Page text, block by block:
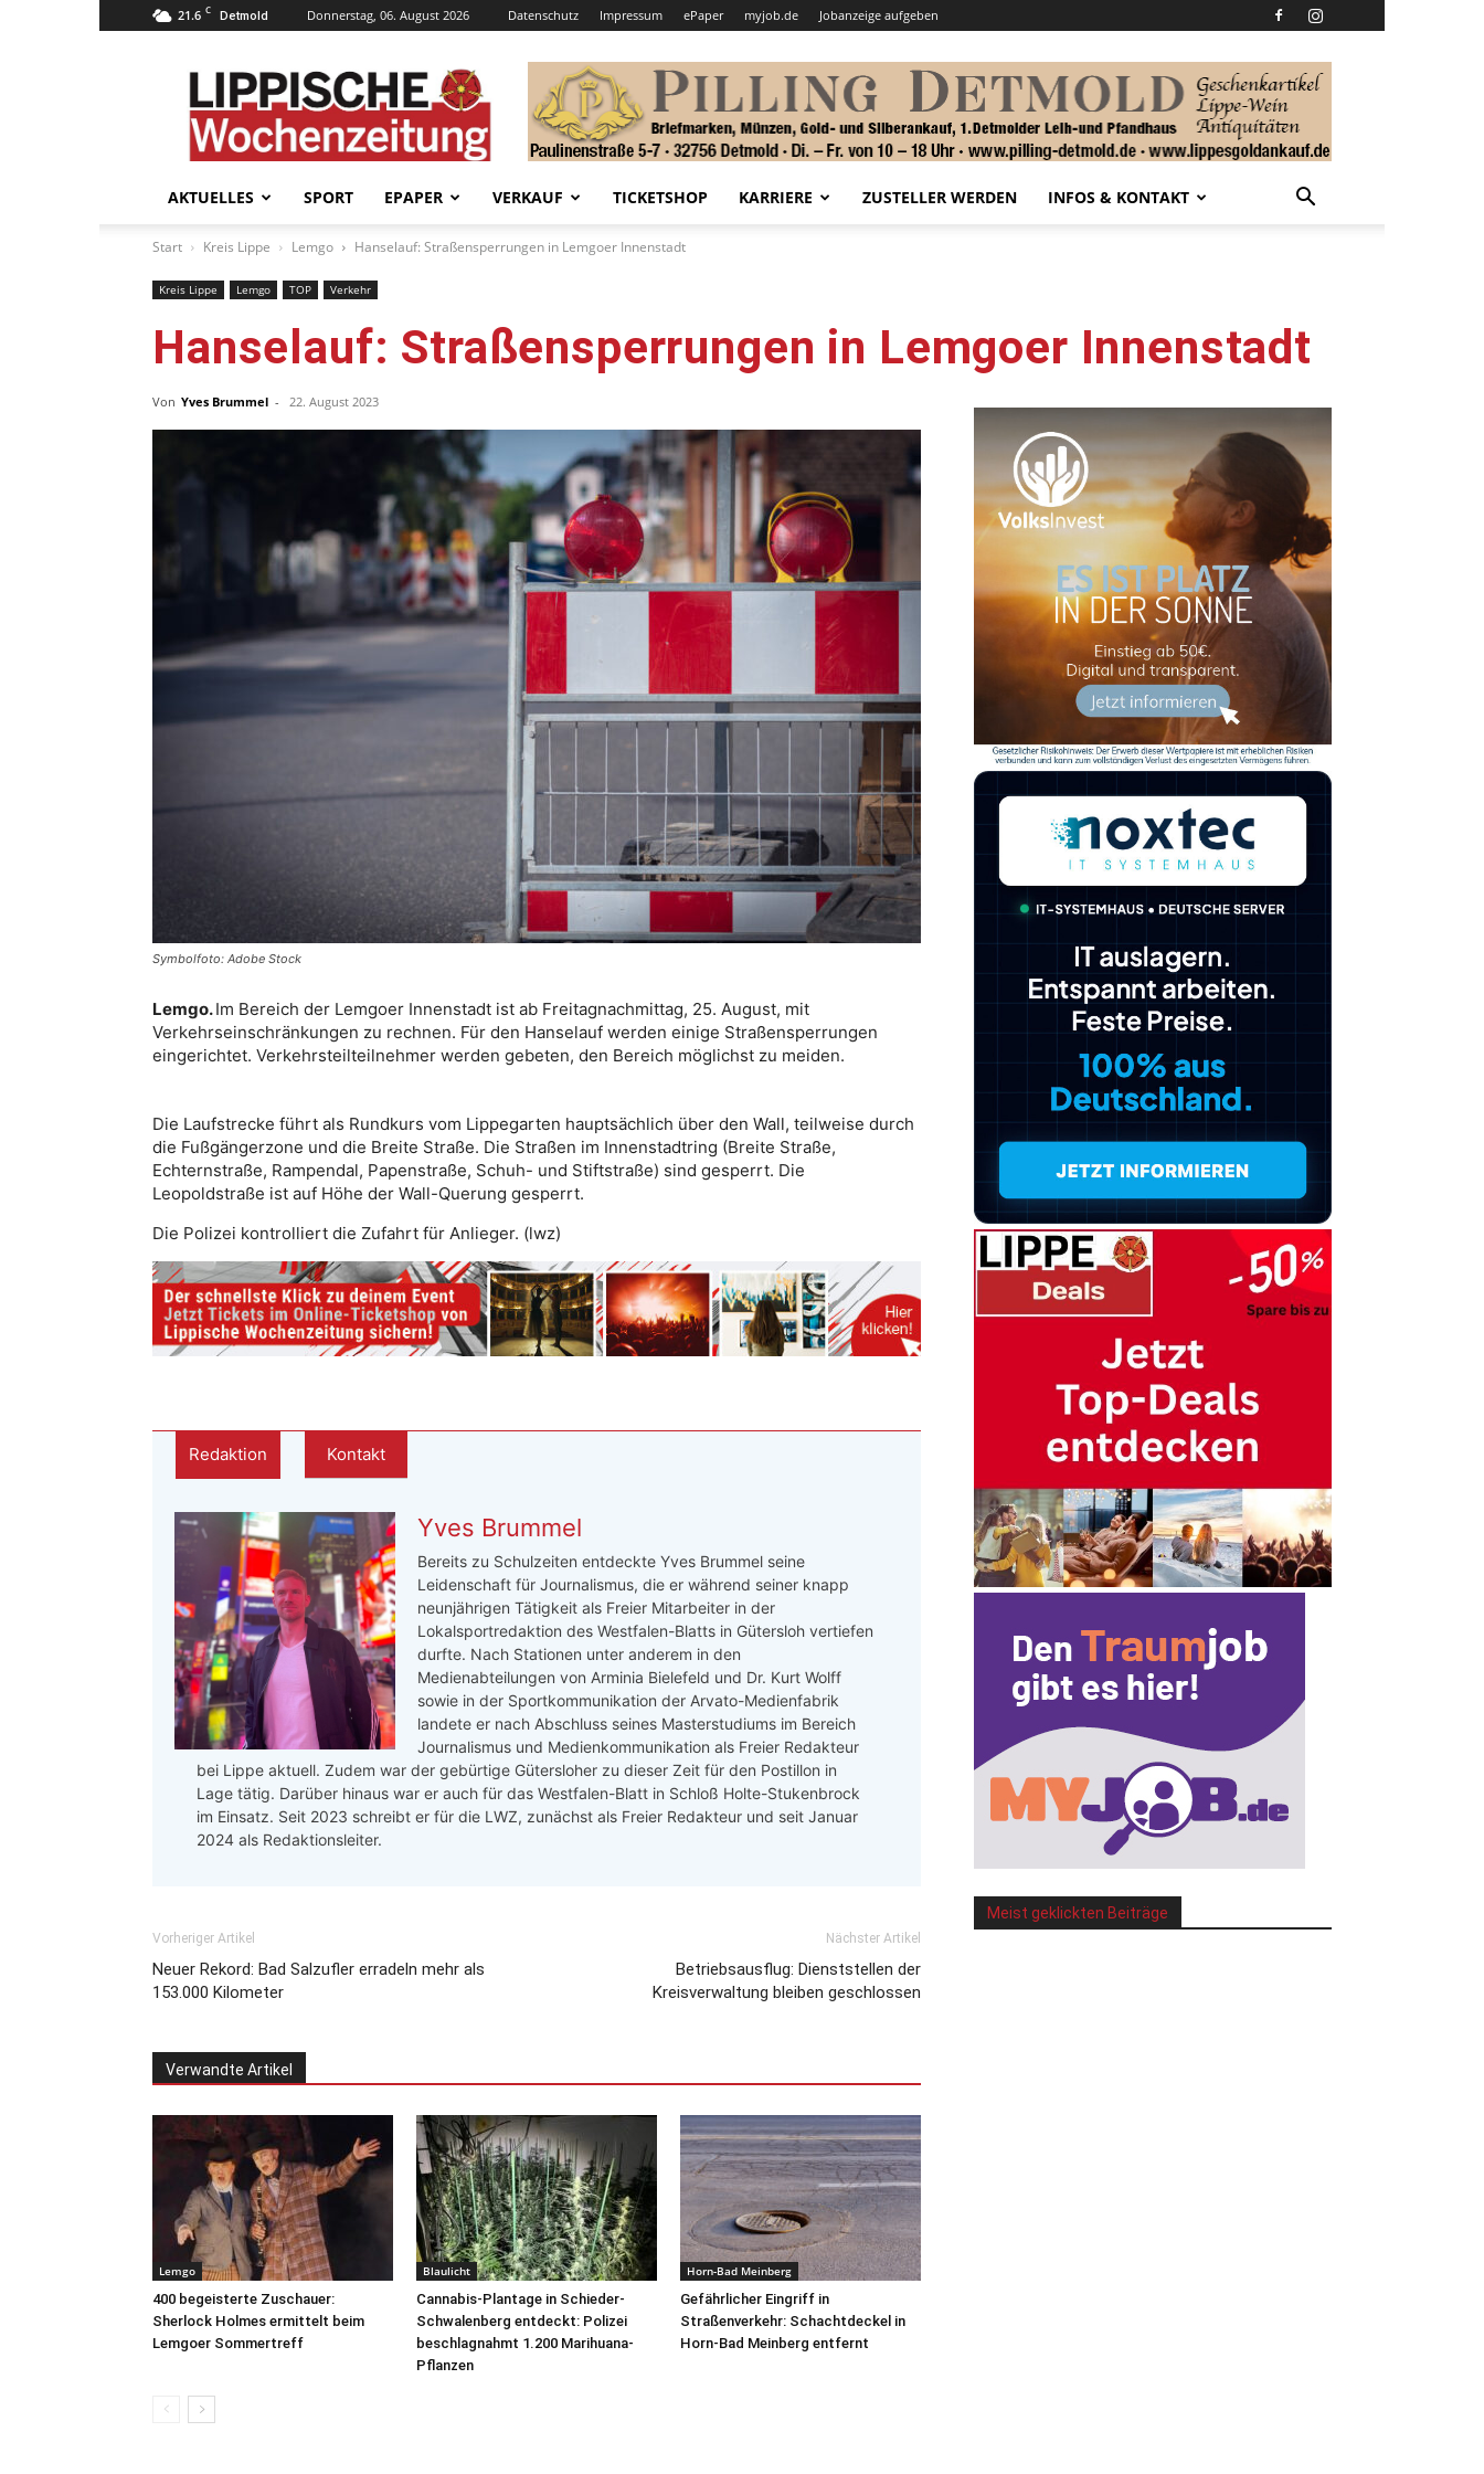
21.6 C Detmold Donnerstag, 06. August 2026 Datenschutz Impressum ePaper myjob.de Jobanzeige aufgeben
Lippische
Wochenzeitung
–
LWZ24.de
AKTUELLES SPORT EPAPER VERKAUF TICKETSHOP KARRIERE ZUSTELLER WERDEN INFOS & KONTAKT
Start Kreis Lippe Lemgo Hanselauf: Straßensperrungen in Lemgoer Innenstadt
Kreis Lippe Lemgo TOP Verkehr
Hanselauf: Straßensperrungen in Lemgoer Innenstadt
Von Yves Brummel - 22. August 2023
Symbolfoto: Adobe Stock
Lemgo.Im Bereich der Lemgoer Innenstadt ist ab Freitagnachmittag, 25. August, mit
Verkehrseinschränkungen zu rechnen. Für den Hanselauf werden einige Straßensperrungen
eingerichtet. Verkehrsteilteilnehmer werden gebeten, den Bereich möglichst zu meiden.
Die Laufstrecke führt als Rundkurs vom Lippegarten hauptsächlich über den Wall, teilweise durch
die Fußgängerzone und die Breite Straße. Die Straßen im Innenstadtring (Breite Straße,
Echternstraße, Rampendal, Papenstraße, Schuh- und Stiftstraße) sind gesperrt. Die
Leopoldstraße ist auf Höhe der Wall-Querung gesperrt.
Die Polizei kontrolliert die Zufahrt für Anlieger. (lwz)
Redaktion Kontakt
Yves Brummel
Bereits zu Schulzeiten entdeckte Yves Brummel seine
Leidenschaft für Journalismus, die er während seiner knapp
neunjährigen Tätigkeit als Freier Mitarbeiter in der
Lokalsportredaktion des Westfalen-Blatts in Gütersloh vertiefen
durfte. Nach Stationen unter anderem in den
Medienabteilungen von Arminia Bielefeld und Dr. Kurt Wolff
sowie in der Sportkommunikation der Arvato-Medienfabrik
landete er nach Abschluss seines Masterstudiums im Bereich
Journalismus und Medienkommunikation als Freier Redakteur
bei Lippe aktuell. Zudem war der gebürtige Gütersloher zu dieser Zeit für den Postillon in
Lage tätig. Darüber hinaus war er auch für das Westfalen-Blatt in Schloß Holte-Stukenbrock
im Einsatz. Seit 2023 schreibt er für die LWZ, zunächst als Freier Redakteur und seit Januar
2024 als Redaktionsleiter.
Vorheriger Artikel
Neuer Rekord: Bad Salzufler erradeln mehr als
153.000 Kilometer
Nächster Artikel
Betriebsausflug: Dienststellen der
Kreisverwaltung bleiben geschlossen
Verwandte Artikel
Lemgo
400 begeisterte Zuschauer:
Sherlock Holmes ermittelt beim
Lemgoer Sommertreff
Blaulicht
Cannabis-Plantage in Schieder-
Schwalenberg entdeckt: Polizei
beschlagnahmt 1.200 Marihuana-
Pflanzen
Horn-Bad Meinberg
Gefährlicher Eingriff in
Straßenverkehr: Schachtdeckel in
Horn-Bad Meinberg entfernt
Meist geklickten Beiträge